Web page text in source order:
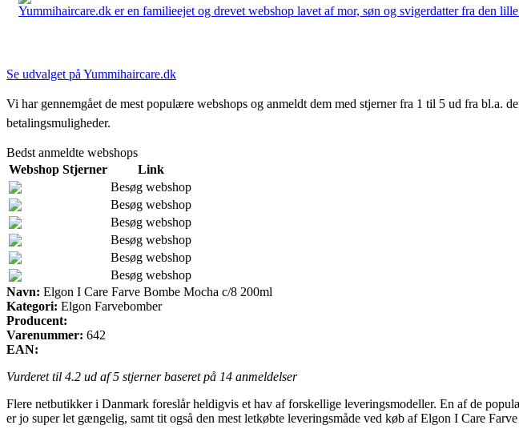
Yummihaircare.dk er en familieejet og drevet webshop lavet af mor, søn og svigerdatter fra den
Se udvalget på Yummihaircare.dk
Vi har gennemgået de mest populære webshops og anmeldt dem med stjerner fra 1 til 5 ud fra bl.a.
betalingsmuligheder.
Bedst anmeldte webshops
Webshop Stjerner
Link
Besøg webshop
Besøg webshop
Besøg webshop
Besøg webshop
Besøg webshop
Besøg webshop
Navn: Elgon I Care Farve Bombe Mocha c/8 200ml
Kategori: Elgon Farvebomber
Producent:
Varenummer: 642
EAN:
Vurderet til 4.2 ud af 5 stjerner baseret på 14 anmeldelser
Flere netbutikker i Danmark foreslår heldigvis et hav af forskellige leveringsmodeller. En af de
er jo super let gængelig, samt tit også den mest letkøbte leveringsmåde ved køb af Elgon I Care